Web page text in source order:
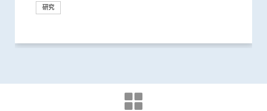
研究
研究
研究
研究
研究
研究
国际合作
奖项及荣誉
研究
外科创新技术
研究
研究